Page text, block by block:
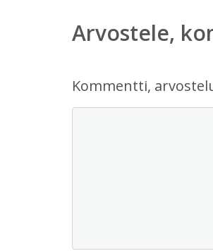
Arvostele,
Kommentti,